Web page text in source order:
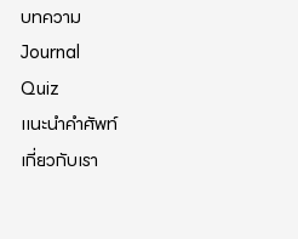
บทความ
Journal
Quiz
แนะนำคำศัพท์
เกี่ยวกับเรา